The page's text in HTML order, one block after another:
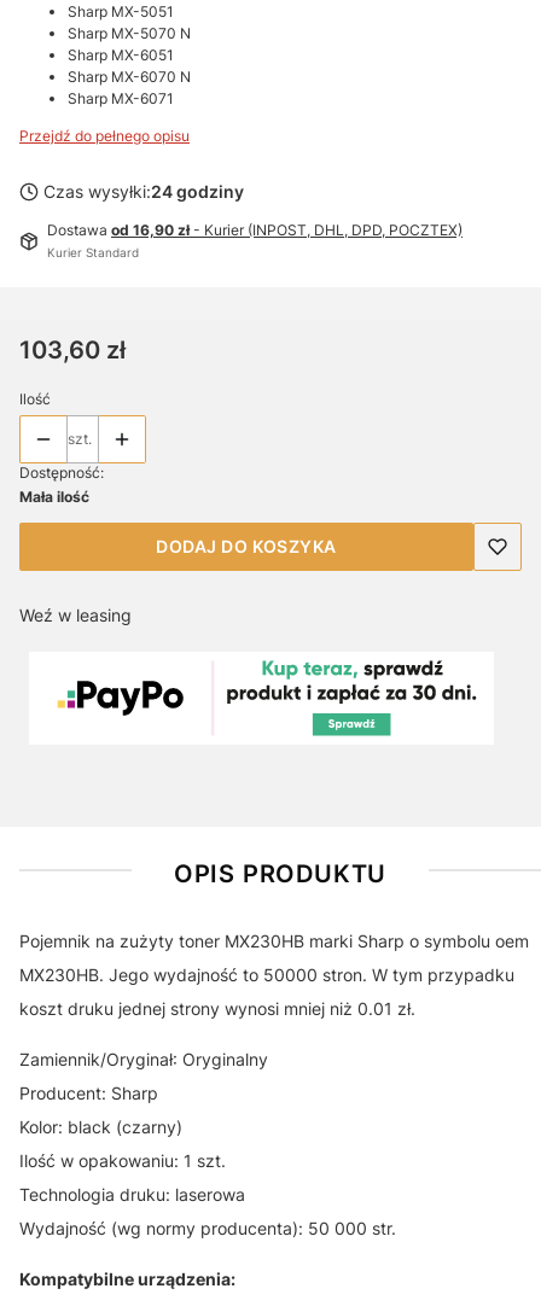
Sharp MX-5051
Sharp MX-5070 N
Sharp MX-6051
Sharp MX-6070 N
Sharp MX-6071
Przejdź do pełnego opisu
Czas wysyłki:24 godziny
Dostawa od 16,90 zł- Kurier (INPOST, DHL, DPD, POCZTEX)
Kurier Standard
Cena
103,60 zł
Ilość
szt.
Dostępność:
Mała ilość
DODAJ DO KOSZYKA
Weź w leasing
OPIS PRODUKTU
Pojemnik na zużyty toner MX230HB marki Sharp o symbolu oem
MX230HB. Jego wydajność to 50000 stron. W tym przypadku
koszt druku jednej strony wynosi mniej niż 0.01 zł.
Zamiennik/Oryginał: Oryginalny
Producent: Sharp
Kolor: black (czarny)
Ilość w opakowaniu: 1 szt.
Technologia druku: laserowa
Wydajność (wg normy producenta): 50 000 str.
Kompatybilne urządzenia: